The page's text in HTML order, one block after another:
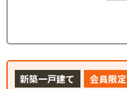
新築一戸建て 会員限定